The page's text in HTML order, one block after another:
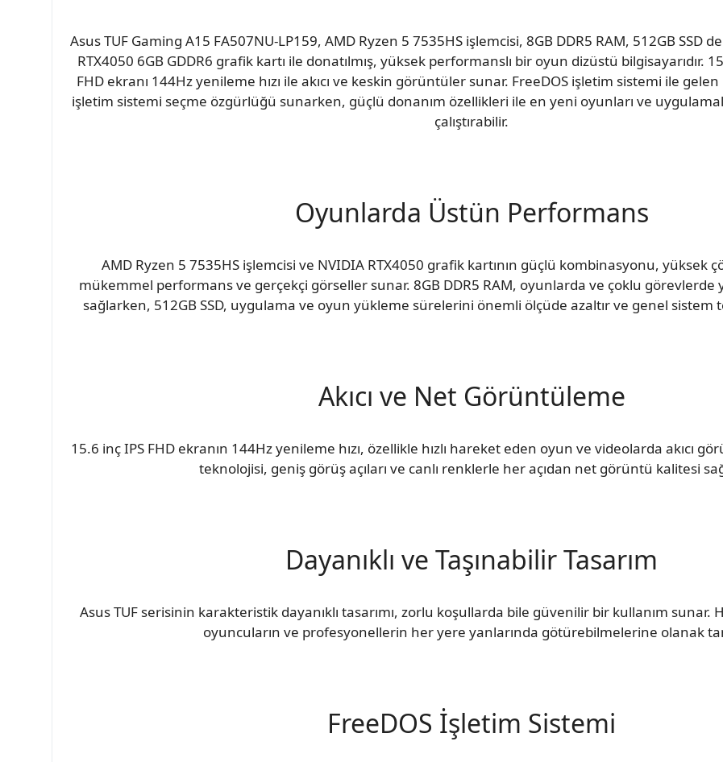
Asus TUF Gaming A15 FA507NU-LP159, AMD Ryzen 5 7535HS işlemcisi, 8GB DDR5 RAM, 512GB SSD
RTX4050 6GB GDDR6 grafik kartı ile donatılmış, yüksek performanslı bir oyun dizüstü bilgisayarıdır.
FHD ekranı 144Hz yenileme hızı ile akıcı ve keskin görüntüler sunar. FreeDOS işletim sistemi ile
işletim sistemi seçme özgürlüğü sunarken, güçlü donanım özellikleri ile en yeni oyunları ve
çalıştırabilir.
Oyunlarda Üstün Performans
AMD Ryzen 5 7535HS işlemcisi ve NVIDIA RTX4050 grafik kartının güçlü kombinasyonu, yüksek
mükemmel performans ve gerçekçi görseller sunar. 8GB DDR5 RAM, oyunlarda ve çoklu görevlerde
sağlarken, 512GB SSD, uygulama ve oyun yükleme sürelerini önemli ölçüde azaltır ve genel sistem
Akıcı ve Net Görüntüleme
15.6 inç IPS FHD ekranın 144Hz yenileme hızı, özellikle hızlı hareket eden oyun ve videolarda akıcı
teknolojisi, geniş görüş açıları ve canlı renklerle her açıdan net görüntü kalitesi
Dayanıklı ve Taşınabilir Tasarım
Asus TUF serisinin karakteristik dayanıklı tasarımı, zorlu koşullarda bile güvenilir bir kullanım sunar.
oyuncuların ve profesyonellerin her yere yanlarında götürebilmelerine olanak
FreeDOS İşletim Sistemi